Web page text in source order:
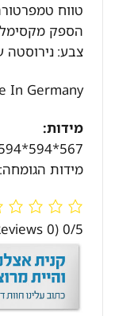
טווח
הספק
צבע:נירוסטה
In Germany
מידות:
567*594*594 מ”ב
מידות הגומחה:
0/5
(0 Reviews)